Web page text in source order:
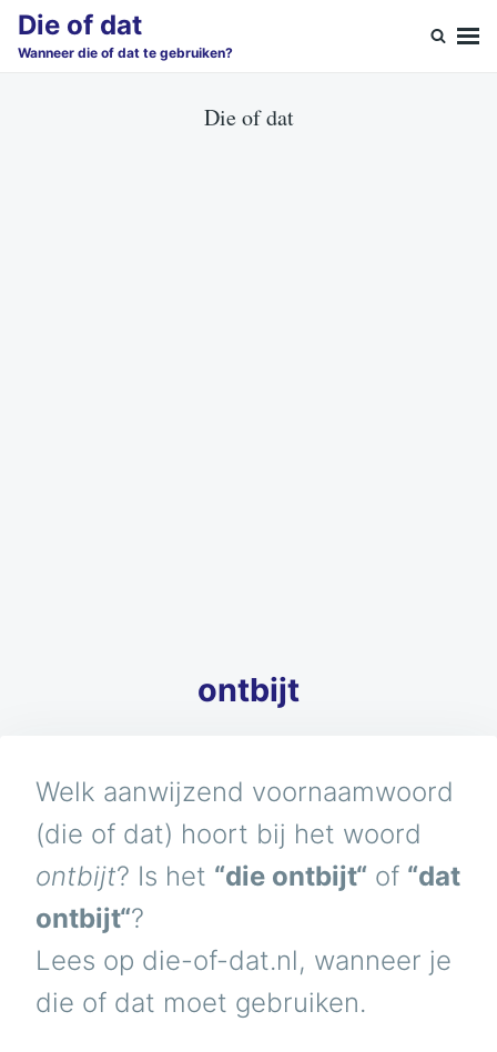
SkipSearch
for:
Die of dat
Wanneer die of dat te gebruiken?
Die of dat
ontbijt
Welk aanwijzend voornaamwoord
(die of dat) hoort bij het woord
ontbijt? Is het “die ontbijt“ of “dat
ontbijt“?
Lees op die-of-dat.nl, wanneer je
die of dat moet gebruiken.